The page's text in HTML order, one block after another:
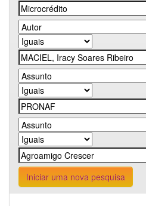
Iniciar uma nova pesquisa